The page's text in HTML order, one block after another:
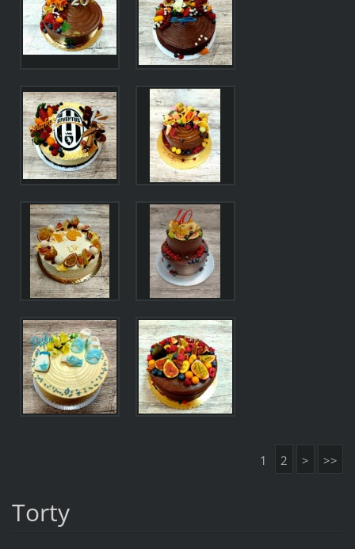
1 2 > >>
Torty